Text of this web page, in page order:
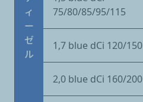
ィ
ー
ゼ
ル
75/80/85/95/115
1,7 blue dCi 120/150
2,0 blue dCi 160/200